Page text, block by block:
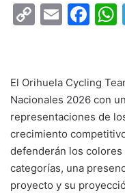
C
y
Li
n
k
E
l
F
e
b
o
o
k
El Orihuela Cycling
Nacionales 2026 con
representaciones de
crecimiento
defenderán los
categorías, una
proyecto y su